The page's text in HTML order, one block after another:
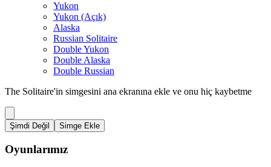
Yukon
Yukon (Açık)
Alaska
Russian Solitaire
Double Yukon
Double Alaska
Double Russian
The Solitaire'in simgesini ana ekranına ekle ve onu hiç kaybetme
Şimdi Değil Simge Ekle
Oyunlarımız